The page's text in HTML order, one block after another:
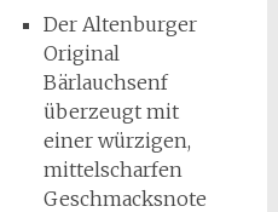
Der Altenburger
Original
Bärlauchsenf
überzeugt mit
einer würzigen,
mittelscharfen
Geschmacksnote